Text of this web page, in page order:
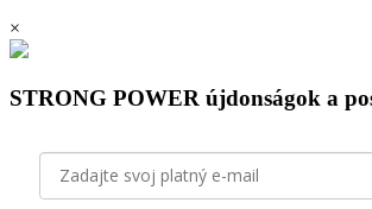
×
STRONG POWER újdonságok a